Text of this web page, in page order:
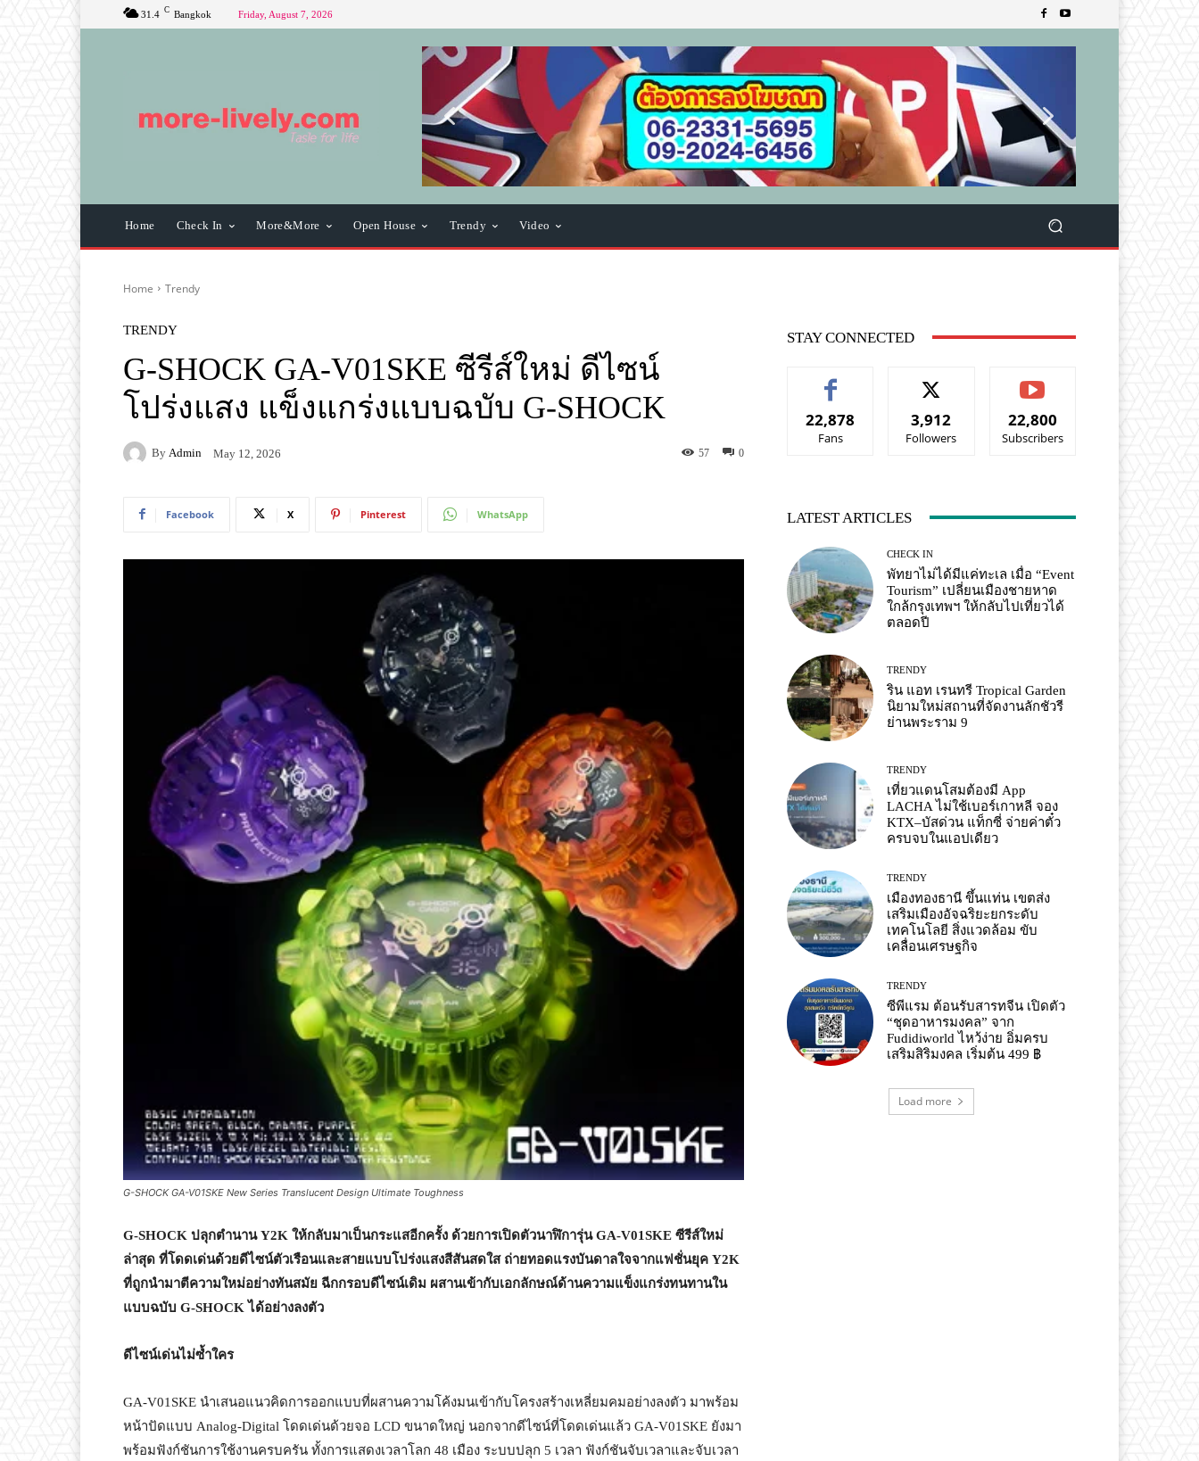
31.4 C Bangkok Friday, August 7, 2026
Home Check In More&More Open House Trendy Video
Home Trendy
TRENDY
G-SHOCK GA-V01SKE ซีรีส์ใหม่ ดีไซน์
โปร่งแสง แข็งแกร่งแบบฉบับ G-SHOCK
By Admin May 12, 2026 0
57
Facebook X Pinterest WhatsApp
G-SHOCK GA-V01SKE New Series Translucent Design Ultimate Toughness
G-SHOCK ปลุกตำนานY2K ให้กลับมาเป็นกระแสอีกครั้ง ด้วยการเปิดตัวนาฬิการุ่นGA-V01SKE ซีรีส์ใหม่
ล่าสุด ที่โดดเด่นด้วยดีไซน์ตัวเรือนและสายแบบโปร่งแสงสีสันสดใส ถ่ายทอดแรงบันดาลใจจากแฟชั่นยุค Y2K
ที่ถูกนำมาตีความใหม่อย่างทันสมัย ฉีกกรอบดีไซน์เดิม ผสานเข้ากับเอกลักษณ์ด้านความแข็งแกร่งทนทานใน
แบบฉบับ G-SHOCKได้อย่างลงตัว
ดีไซน์เด่นไม่ซ้ำใคร
GA-V01SKE นำเสนอแนวคิดการออกแบบที่ผสานความโค้งมนเข้ากับโครงสร้างเหลี่ยมคมอย่างลงตัว มาพร้อม
หน้าปัดแบบ Analog-Digital โดดเด่นด้วยจอ LCD ขนาดใหญ่ นอกจากดีไซน์ที่โดดเด่นแล้ว GA-V01SKE ยังมา
พร้อมฟังก์ชันการใช้งานครบครัน ทั้งการแสดงเวลาโลก 48 เมือง ระบบปลุก 5 เวลา ฟังก์ชันจับเวลาและจับเวลา
STAY CONNECTED
22,878
Fans
3,912
Followers
22,800
Subscribers
LATEST ARTICLES
CHECK IN
พัทยาไม่ได้มีแค่ทะเล เมื่อ “Event
Tourism” เปลี่ยนเมืองชายหาด
ใกล้กรุงเทพฯ ให้กลับไปเที่ยวได้
ตลอดปี
TRENDY
ริน แอท เรนทรี Tropical Garden
นิยามใหม่สถานที่จัดงานลักชัวรี
ย่านพระราม 9
TRENDY
เที่ยวแดนโสมต้องมี App
LACHA ไม่ใช้เบอร์เกาหลี จอง
KTX–บัสด่วน แท็กซี่ จ่ายค่าตั๋ว
ครบจบในแอปเดียว
TRENDY
เมืองทองธานี ขึ้นแท่น เขตส่ง
เสริมเมืองอัจฉริยะยกระดับ
เทคโนโลยี สิ่งแวดล้อม ขับ
เคลื่อนเศรษฐกิจ
TRENDY
ซีพีแรม ต้อนรับสารทจีน เปิดตัว
“ชุดอาหารมงคล” จาก
Fudidiworld ไหว้ง่าย อิ่มครบ
เสริมสิริมงคล เริ่มต้น 499 ฿
Load more